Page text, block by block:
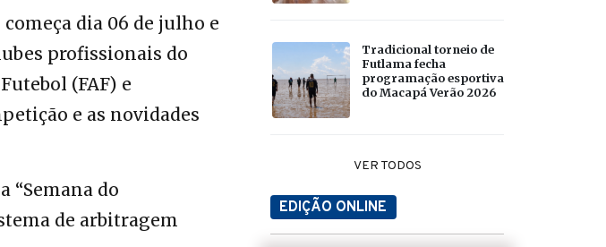
dia 06 de julho e
profissionais do
(FAF) e
e as novidades
“Semana do
de arbitragem
Tradicional torneio de
Futlama fecha
programação esportiva
do Macapá Verão 2026
VER TODOS
EDIÇÃO ONLINE